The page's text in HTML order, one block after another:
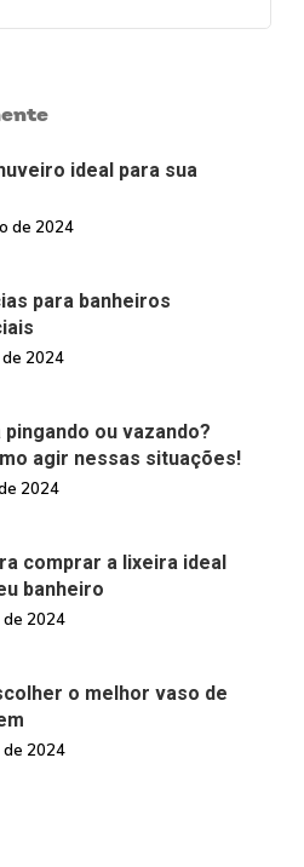
ideal para sua
de 2024
para banheiros
2024
ou vazando?
agir nessas situações!
2024
comprar a lixeira ideal
banheiro
de 2024
o melhor vaso de
de 2024